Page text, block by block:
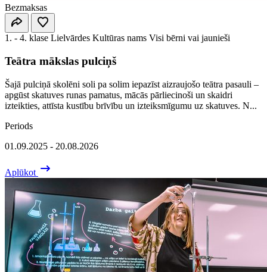
Bezmaksas
1. - 4. klase Lielvārdes Kultūras nams Visi bērni vai jaunieši
Teātra mākslas pulciņš
Šajā pulciņā skolēni soli pa solim iepazīst aizraujošo teātra pasauli –
apgūst skatuves runas pamatus, mācās pārliecinoši un skaidri
izteikties, attīsta kustību brīvību un izteiksmīgumu uz skatuves. N...
Periods
01.09.2025 - 20.08.2026
Aplūkot